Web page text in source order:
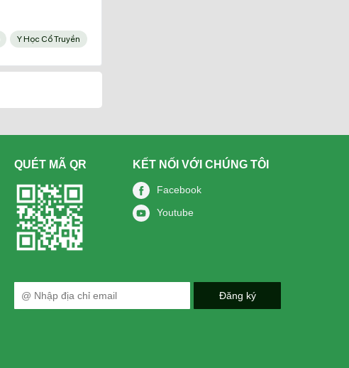
Y Học Cổ Truyền
QUÉT MÃ QR KẾT NỐI VỚI CHÚNG TÔI
Facebook
Youtube